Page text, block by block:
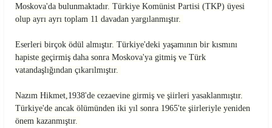
Moskova'da bulunmaktadır. Türkiye Komünist Partisi (TKP) üyesi
olup ayrı ayrı toplam 11 davadan yargılanmıştır.
Eserleri birçok ödül almıştır. Türkiye'deki yaşamının bir kısmını
hapiste geçirmiş daha sonra Moskova'ya gitmiş ve Türk
vatandaşlığından çıkarılmıştır.
Nazım Hikmet,1938'de cezaevine girmiş ve şiirleri yasaklanmıştır.
Türkiye'de ancak ölümünden iki yıl sonra 1965'te şiirleriyle yeniden
önem kazanmıştır.